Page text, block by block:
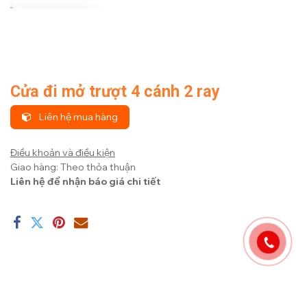
Cửa đi mở trượt 4 cánh 2 ray
Liên hệ mua hàng
Điều khoản và điều kiện
Giao hàng: Theo thỏa thuận
Liên hệ để nhận báo giá chi tiết